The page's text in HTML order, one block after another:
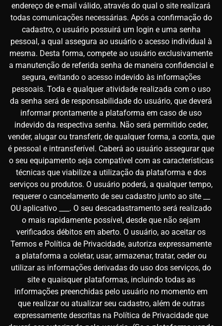
endereço de e-mail válido, através do qual o site realizará
todas comunicações necessárias. Após a confirmação do
cadastro, o usuário possuirá um login e uma senha
pessoal, a qual assegura ao usuário o acesso individual à
mesma. Desta forma, compete ao usuário exclusivamente
a manutenção de referida senha de maneira confidencial e
segura, evitando o acesso indevido às informações
pessoais. Toda e qualquer atividade realizada com o uso
da senha será de responsabilidade do usuário, que deverá
informar prontamente a plataforma em caso de uso
indevido da respectiva senha. Não será permitido ceder,
vender, alugar ou transferir, de qualquer forma, a conta, que
é pessoal e intransferível. Caberá ao usuário assegurar que
o seu equipamento seja compatível com as características
técnicas que viabilize a utilização da plataforma e dos
serviços ou produtos. O usuário poderá, a qualquer tempo,
requerer o cancelamento de seu cadastro junto ao site __
OU aplicativo ___. O seu descadastramento será realizado
o mais rapidamente possível, desde que não sejam
verificados débitos em aberto. O usuário, ao aceitar os
Termos e Política de Privacidade, autoriza expressamente
a plataforma a coletar, usar, armazenar, tratar, ceder ou
utilizar as informações derivadas do uso dos serviços, do
site e quaisquer plataformas, incluindo todas as
informações preenchidas pelo usuário no momento em
que realizar ou atualizar seu cadastro, além de outras
expressamente descritas na Política de Privacidade que